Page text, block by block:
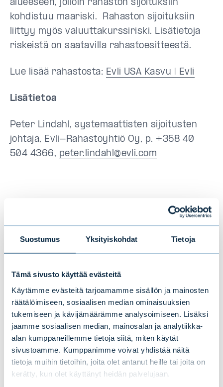
Suostumus Yksityiskohdat Tietoja
Tämä sivusto käyttää evästeitä
Käytämme evästeitä tarjoamamme sisällön ja mainosten
räätälöimiseen, sosiaalisen median ominaisuuksien
tukemiseen ja kävijämäärämme analysoimiseen. Lisäksi
jaamme sosiaalisen median, mainosalan ja analytiikka-
alan kumppaneillemme tietoja siitä, miten käytät
sivustoamme. Kumppanimme voivat yhdistää näitä
tietoja muihin tietoihin, joita olet antanut heille tai joita on
kerätty, kun olet käyttänyt heidän palvelujaan.
alueeseen, jolloin rahaston sijoituksiin
kohdistuu maariski. Rahaston sijoituksiin
liittyy myös valuuttakurssiriski. Lisätietoja
riskeistä on saatavilla rahastoesitteestä.
Lue lisää rahastosta: Evli USA Kasvu | Evli
Lisätietoa
Peter Lindahl, systemaattisten sijoitusten
johtaja, Evli-Rahastoyhtiö Oy, p. +358 40
504 4366, peter.lindahl@evli.com
Rahaston B-sarjan tuotto 1.1.2024-
prosenttia ennen hallinnointipalkkion
veloittamista.
Historiallinen tuotto ei ole tae tulevasta
tuotosta. Tuotto on ilmoitettu bruttotuottona,
joista vähennetään hallinnointikulut
(vuosittain 0,75 %). Hallinnointipalkkion määrä
vähentää sijoittajan rahastosta saamaa